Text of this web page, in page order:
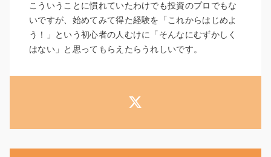
こういうことに慣れていたわけでも投資のプロでもな
いですが、始めてみて得た経験を「これからはじめよ
う！」という初心者の人むけに「そんなにむずかしく
はない」と思ってもらえたらうれしいです。